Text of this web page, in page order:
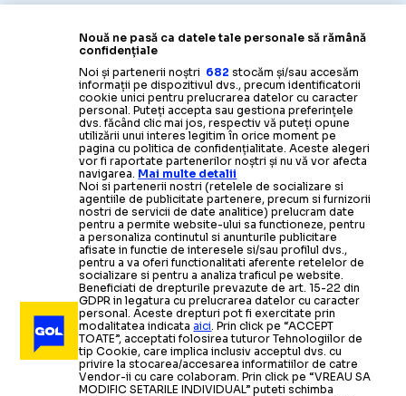
Nouă ne pasă ca datele tale personale să rămână
confidențiale
Noi și partenerii noștri 682 stocăm și/sau accesăm
informații pe dispozitivul dvs., precum identificatorii
cookie unici pentru prelucrarea datelor cu caracter
personal. Puteți accepta sau gestiona preferințele
dvs. făcând clic mai jos, respectiv vă puteți opune
utilizării unui interes legitim în orice moment pe
pagina cu politica de confidențialitate. Aceste alegeri
vor fi raportate partenerilor noștri și nu vă vor afecta
navigarea. Mai multe detalii
Noi si partenerii nostri (retelele de socializare si
agentiile de publicitate partenere, precum si furnizorii
nostri de servicii de date analitice) prelucram date
pentru a permite website-ului sa functioneze, pentru
a personaliza continutul si anunturile publicitare
afisate in functie de interesele si/sau profilul dvs.,
pentru a va oferi functionalitati aferente retelelor de
socializare si pentru a analiza traficul pe website.
Beneficiati de drepturile prevazute de art. 15-22 din
GDPR in legatura cu prelucrarea datelor cu caracter
personal. Aceste drepturi pot fi exercitate prin
modalitatea indicataaici. Prin click pe “ACCEPT
TOATE”, acceptati folosirea tuturor Tehnologiilor de
tip Cookie, care implica inclusiv acceptul dvs. cu
privire la stocarea/accesarea informatiilor de catre
Vendor-ii cu care colaboram. Prin click pe “VREAU SA
MODIFIC SETARILE INDIVIDUAL” puteti schimba